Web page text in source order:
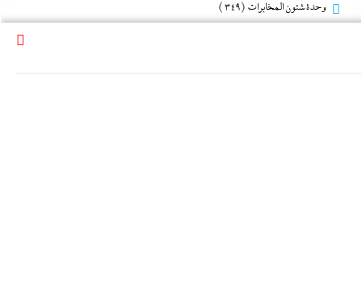
وحدة شئون المخابرات (349)